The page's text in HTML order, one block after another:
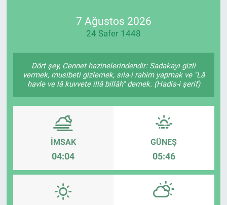
7 Ağustos 2026
24 Safer 1448
Dört şey, Cennet hazinelerindendir: Sadakayı gizli
vermek, musibeti gizlemek, sıla-i rahim yapmak ve "Lâ
havle ve lâ kuvvete illâ billâh" demek. (Hadis-i şerif)
İMSAK
04:04
GÜNEŞ
05:46